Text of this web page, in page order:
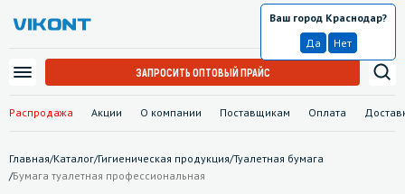
Распродажа Акции О компании Поставщикам Оплата
Краснодар
Ваш город Краснодар?
Да
Нет
ЗАПРОСИТЬ ОПТОВЫЙ ПРАЙС
Главная/Каталог/Гигиеническая продукция/Туалетная бумага
/Бумага туалетная профессиональная